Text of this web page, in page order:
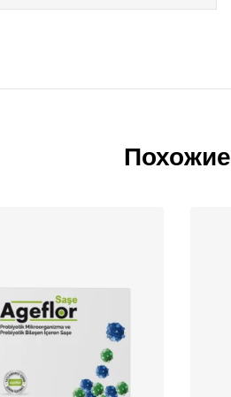
Похожие